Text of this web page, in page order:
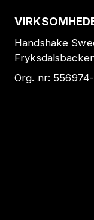
Handshake
Org. nr: